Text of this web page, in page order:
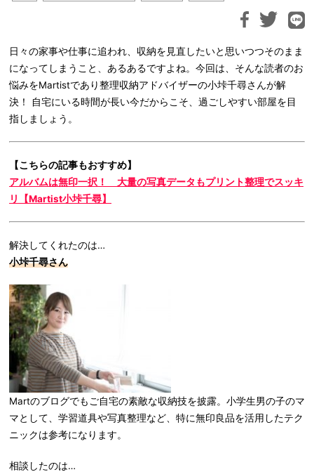
日々の家事や仕事に追われ、収納を見直したいと思いつつそのまま
になってしまうこと、あるあるですよね。今回は、そんな読者のお
悩みをMartistであり整理収納アドバイザーの小垰千尋さんが解
決！ 自宅にいる時間が長い今だからこそ、過ごしやすい部屋を目
指しましょう。
【こちらの記事もおすすめ】
アルバムは無印一択！ 大量の写真データもプリント整理でスッキ
リ【Martist小垰千尋】
解決してくれたのは…
小垰千尋さん
Martのブログでもご自宅の素敵な収納技を披露。小学生男の子のマ
マとして、学習道具や写真整理など、特に無印良品を活用したテク
ニックは参考になります。
相談したのは…